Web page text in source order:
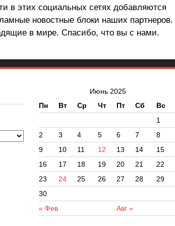
в этих социальных сетях добавляются
новостные блоки наших партнеров.
в мире. Спасибо, что вы с нами.
Июнь 2025
Пн
Вт Ср Чт Пт Сб Вс
« Фев Авг »
1
2
3 4 5 6 7
8
9
10 11 12 13 14
15
16
17 18 19 20 21
22
23
24 25 26 27 28
29
30